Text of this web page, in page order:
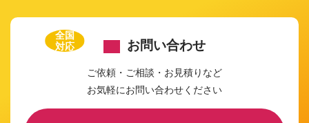
全国
対応
お問い合わせ
ご依頼・ご相談・お見積りなど
お気軽にお問い合わせください